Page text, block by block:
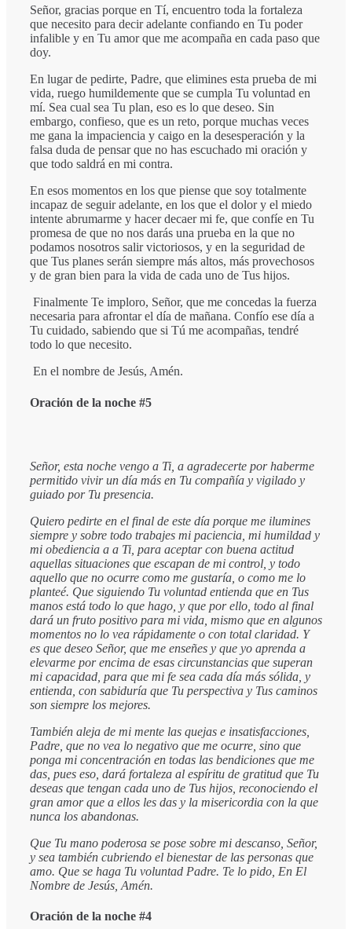
Señor, gracias porque en Tí, encuentro toda la fortaleza
que necesito para decir adelante confiando en Tu poder
infalible y en Tu amor que me acompaña en cada paso que
doy.
En lugar de pedirte, Padre, que elimines esta prueba de mi
vida, ruego humildemente que se cumpla Tu voluntad en
mí. Sea cual sea Tu plan, eso es lo que deseo. Sin
embargo, confieso, que es un reto, porque muchas veces
me gana la impaciencia y caigo en la desesperación y la
falsa duda de pensar que no has escuchado mi oración y
que todo saldrá en mi contra.
En esos momentos en los que piense que soy totalmente
incapaz de seguir adelante, en los que el dolor y el miedo
intente abrumarme y hacer decaer mi fe, que confíe en Tu
promesa de que no nos darás una prueba en la que no
podamos nosotros salir victoriosos, y en la seguridad de
que Tus planes serán siempre más altos, más provechosos
y de gran bien para la vida de cada uno de Tus hijos.
Finalmente Te imploro, Señor, que me concedas la fuerza
necesaria para afrontar el día de mañana. Confío ese día a
Tu cuidado, sabiendo que si Tú me acompañas, tendré
todo lo que necesito.
En el nombre de Jesús, Amén.
Oración de la noche #5
Señor, esta noche vengo a Ti, a agradecerte por haberme
permitido vivir un día más en Tu compañía y vigilado y
guiado por Tu presencia.
Quiero pedirte en el final de este día porque me ilumines
siempre y sobre todo trabajes mi paciencia, mi humildad y
mi obediencia a a Ti, para aceptar con buena actitud
aquellas situaciones que escapan de mi control, y todo
aquello que no ocurre como me gustaría, o como me lo
planteé. Que siguiendo Tu voluntad entienda que en Tus
manos está todo lo que hago, y que por ello, todo al final
dará un fruto positivo para mi vida, mismo que en algunos
momentos no lo vea rápidamente o con total claridad. Y
es que deseo Señor, que me enseñes y que yo aprenda a
elevarme por encima de esas circunstancias que superan
mi capacidad, para que mi fe sea cada día más sólida, y
entienda, con sabiduría que Tu perspectiva y Tus caminos
son siempre los mejores.
También aleja de mi mente las quejas e insatisfacciones,
Padre, que no vea lo negativo que me ocurre, sino que
ponga mi concentración en todas las bendiciones que me
das, pues eso, dará fortaleza al espíritu de gratitud que Tu
deseas que tengan cada uno de Tus hijos, reconociendo el
gran amor que a ellos les das y la misericordia con la que
nunca los abandonas.
Que Tu mano poderosa se pose sobre mi descanso, Señor,
y sea también cubriendo el bienestar de las personas que
amo. Que se haga Tu voluntad Padre. Te lo pido, En El
Nombre de Jesús, Amén.
Oración de la noche #4